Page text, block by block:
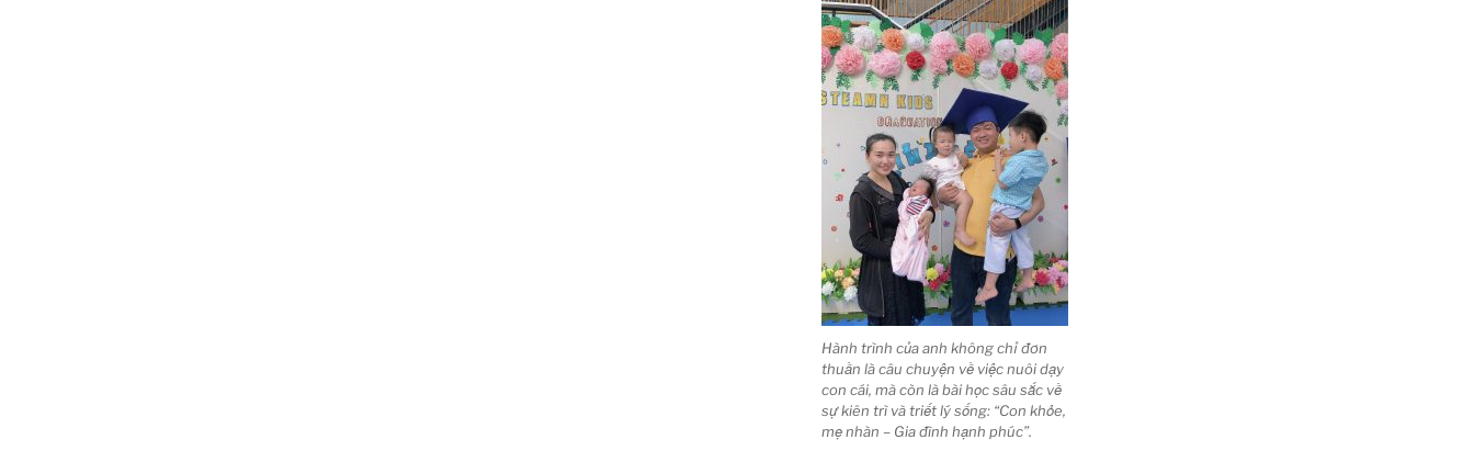
Hành trình của anh không chỉ đơn
thuần là câu chuyện về việc nuôi dạy
con cái, mà còn là bài học sâu sắc về
sự kiên trì và triết lý sống: “Con khỏe,
mẹ nhàn – Gia đình hạnh phúc”.